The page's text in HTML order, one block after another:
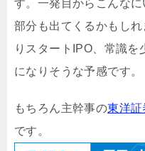
す。一発目からこんな
部分も出てくるかもし
りスタートIPO、常識を
になりそうな予感です。
もちろん主幹事の東洋証
です。